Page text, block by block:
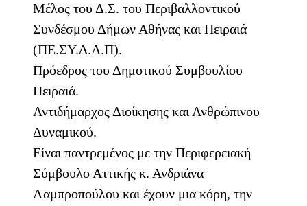
Μέλος του Δ.Σ. του Περιβαλλοντικού
Συνδέσμου Δήμων Αθήνας και Πειραιά
(ΠΕ.ΣΥ.Δ.Α.Π).
Πρόεδρος του Δημοτικού Συμβουλίου
Πειραιά.
Αντιδήμαρχος Διοίκησης και Ανθρώπινου
Δυναμικού.
Είναι παντρεμένος με την Περιφερειακή
Σύμβουλο Αττικής κ. Ανδριάνα
Λαμπροπούλου και έχουν μια κόρη, την